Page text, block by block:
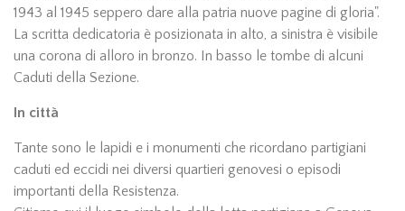
1943 al 1945 seppero dare alla patria nuove pagine di gloria".
La scritta dedicatoria è posizionata in alto, a sinistra è visibile
una corona di alloro in bronzo. In basso le tombe di alcuni
Caduti della Sezione.
In città
Tante sono le lapidi e i monumenti che ricordano partigiani
caduti ed eccidi nei diversi quartieri genovesi o episodi
importanti della Resistenza.